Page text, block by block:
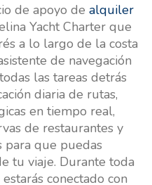
de apoyo de alquiler
Yacht Charter que
a lo largo de la costa
de navegación
las tareas detrás
diaria de rutas,
en tiempo real,
de restaurantes y
para que puedas
tu viaje. Durante toda
conectado con